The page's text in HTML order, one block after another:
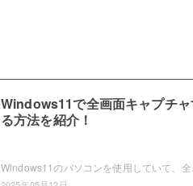
Windows11で全画面キャプチ
る方法を紹介！